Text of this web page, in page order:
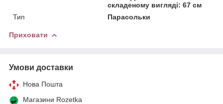
складеному вигляді: 67 см
Тип
Парасольки
Приховати
Умови доставки
Нова Пошта
Магазини Rozetka